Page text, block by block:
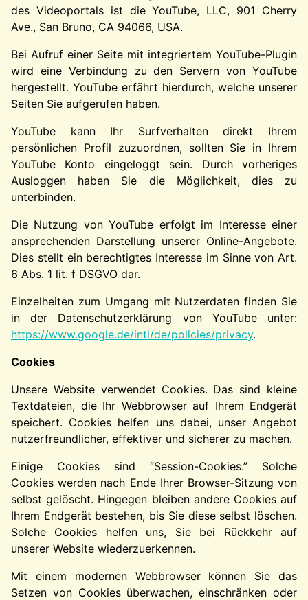
des Videoportals ist die YouTube, LLC, 901 Cherry
Ave., San Bruno, CA 94066, USA.
Bei Aufruf einer Seite mit integriertem YouTube-Plugin
wird eine Verbindung zu den Servern von YouTube
hergestellt. YouTube erfährt hierdurch, welche unserer
Seiten Sie aufgerufen haben.
YouTube kann Ihr Surfverhalten direkt Ihrem
persönlichen Profil zuzuordnen, sollten Sie in Ihrem
YouTube Konto eingeloggt sein. Durch vorheriges
Ausloggen haben Sie die Möglichkeit, dies zu
unterbinden.
Die Nutzung von YouTube erfolgt im Interesse einer
ansprechenden Darstellung unserer Online-Angebote.
Dies stellt ein berechtigtes Interesse im Sinne von Art.
6 Abs. 1 lit. f DSGVO dar.
Einzelheiten zum Umgang mit Nutzerdaten finden Sie
in der Datenschutzerklärung von YouTube unter:
https://www.google.de/intl/de/policies/privacy.
Cookies
Unsere Website verwendet Cookies. Das sind kleine
Textdateien, die Ihr Webbrowser auf Ihrem Endgerät
speichert. Cookies helfen uns dabei, unser Angebot
nutzerfreundlicher, effektiver und sicherer zu machen.
Einige Cookies sind “Session-Cookies.” Solche
Cookies werden nach Ende Ihrer Browser-Sitzung von
selbst gelöscht. Hingegen bleiben andere Cookies auf
Ihrem Endgerät bestehen, bis Sie diese selbst löschen.
Solche Cookies helfen uns, Sie bei Rückkehr auf
unserer Website wiederzuerkennen.
Mit einem modernen Webbrowser können Sie das
Setzen von Cookies überwachen, einschränken oder